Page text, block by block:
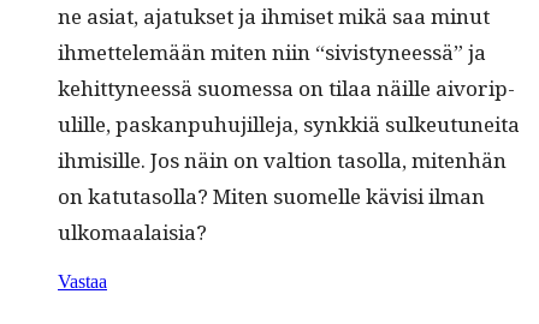
ne asi­at, ajatuk­set ja ihmiset mikä saa min­ut
ihmettelemään miten niin “sivistyneessä” ja
kehit­tyneessä suomes­sa on tilaa näille aivorip­
ulille, paskan­puhu­jille­ja, synkkiä sulkeu­tunei­ta
ihmisille. Jos näin on val­tion tasol­la, miten­hän
on katu­ta­sol­la? Miten suomelle kävisi ilman
ulkomaalaisia?
Vastaa